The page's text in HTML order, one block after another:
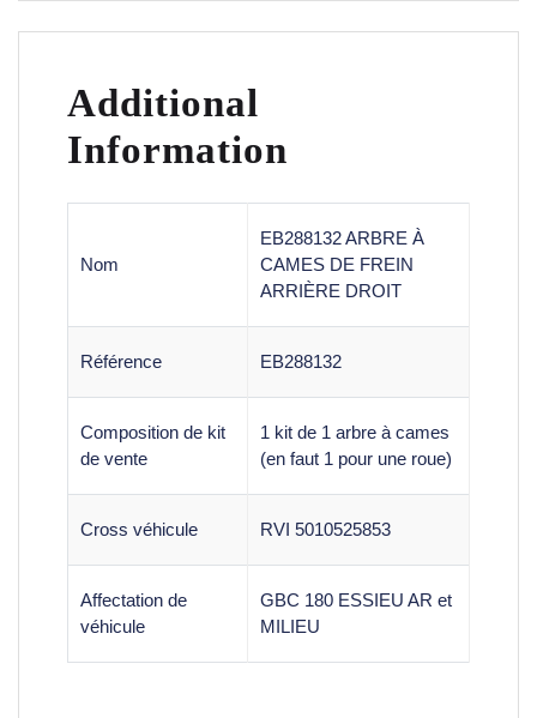
Additional
Information
Nom
EB288132 ARBRE À
CAMES DE FREIN
ARRIÈRE DROIT
Référence EB288132
Composition de kit
de vente
1 kit de 1 arbre à cames
(en faut 1 pour une roue)
Cross véhicule RVI 5010525853
Affectation de
véhicule
GBC 180 ESSIEU AR et
MILIEU